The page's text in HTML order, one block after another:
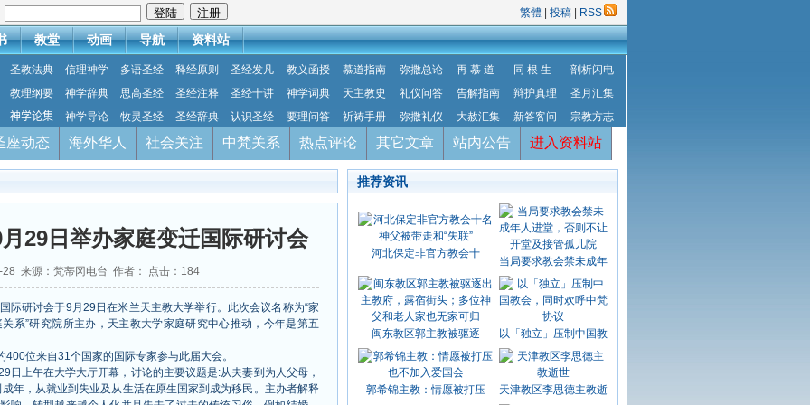
繁體 投稿 RSS
教堂 动画 导航 资料站
圣教法典 信理神学 多语圣经 释经原则 圣经发凡 教义函授 慕道指南 弥撒总论 再 慕 道 同 根 生
剖析闪电
教理纲要
神学辞典 思高圣经 圣经注释 圣经十讲 神学词典 天主教史 礼仪问答 告解指南 辩护真理
圣月汇集
神学论集
神学导论 牧灵圣经 圣经辞典 认识圣经 要理问答 祈祷手册 弥撒礼仪 大赦汇集 新答客问 宗教方志
座动态 海外华人 社会关注 中梵关系 热点评论 其它文章 站内公告 进入资料站
29日举办家庭变迁国际研讨会
来源：梵蒂冈电台 作者： 点击： 184
际研讨会于9月29日在米兰天主教大学举行。此次会议名称为“家
系”研究院所主办，天主教大学家庭研究中心推动，今年是第五
位来自31个国家的国际专家参与此届大会。
日上午在大学大厅开幕，讨论的主要议题是:从夫妻到为人父母，
年，从就业到失业及从生活在原生国家到成为移民。主办者解释
推荐资讯
河北保定非官方教会十
当局要求教会禁未成年
闽东教区郭主教被驱逐 以「独立」压制中国教
郭希锦主教：情愿被打压 天津教区李思德主教逝